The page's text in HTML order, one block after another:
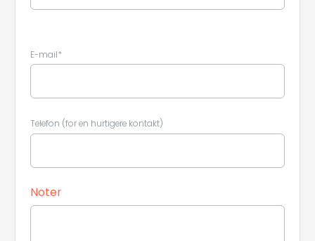
E-mail*
Telefon (for en hurtigere kontakt)
Noter